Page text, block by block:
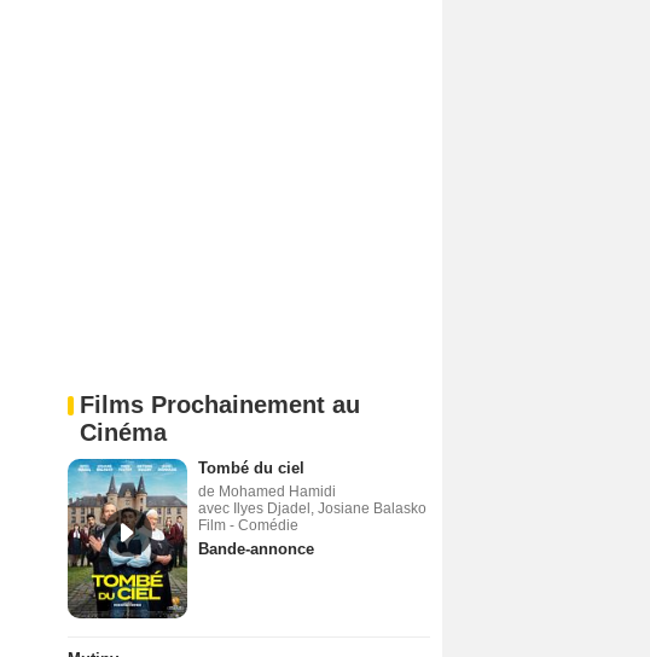
Films Prochainement au
Cinéma
Tombé du ciel
de Mohamed Hamidi
avec Ilyes Djadel, Josiane Balasko
Film - Comédie
Bande-annonce